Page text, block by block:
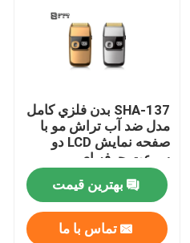
SHA-137 بدن فلزي کامل
مدل ضد آب تراش مو با
صفحه نمایش LCD دو
سرعت حرفه ای
بهترین قیمت
تماس با ما